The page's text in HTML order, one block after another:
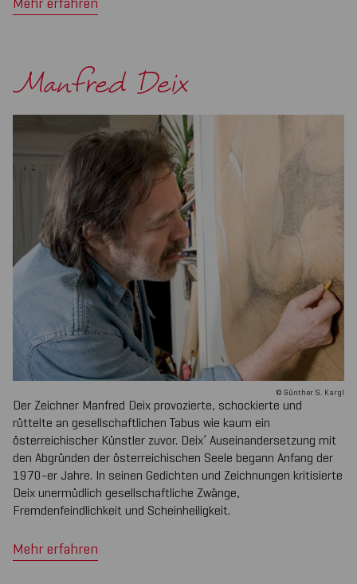
Manfred Deix
© Günther S. Kargl
Der Zeichner Manfred Deix provozierte, schockierte und
rüttelte an gesellschaftlichen Tabus wie kaum ein
österreichischer Künstler zuvor. Deix’ Auseinandersetzung mit
den Abgründen der österreichischen Seele begann Anfang der
1970-er Jahre. In seinen Gedichten und Zeichnungen kritisierte
Deix unermüdlich gesellschaftliche Zwänge,
Fremdenfeindlichkeit und Scheinheiligkeit.
Mehr erfahren